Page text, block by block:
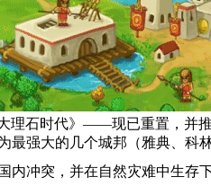
理石时代》——现已重置，并
强大的几个城邦（雅典、科
内冲突，并在自然灾难中生存